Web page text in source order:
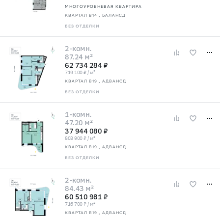
МНОГОУРОВНЕВАЯ КВАРТИРА
КВАРТАЛ В14 , БАЛАНСД
БЕЗ ОТДЕЛКИ
2-комн.
87.24 м²
62 734 284 ₽
719 100 ₽ / м²
КВАРТАЛ В19 , АДВАНСД
БЕЗ ОТДЕЛКИ
1-комн.
47.20 м²
37 944 080 ₽
803 900 ₽ / м²
КВАРТАЛ В19 , АДВАНСД
БЕЗ ОТДЕЛКИ
2-комн.
84.43 м²
60 510 981 ₽
716 700 ₽ / м²
КВАРТАЛ В19 , АДВАНСД